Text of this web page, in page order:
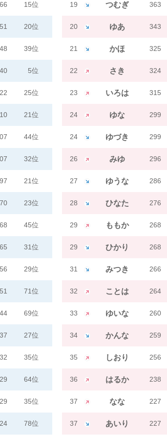
15位
20位
39位
5位
25位
21位
44位
32位
21位
23位
45位
31位
29位
71位
69位
27位
35位
64位
35位
78位
19 つむぎ 363
20 ゆあ 343
21 かほ 325
22 さき 324
23 いろは 315
24 ゆな 299
24 ゆづき 299
26 みゆ 296
27 ゆうな 286
28 ひなた 276
29 ももか 268
29 ひかり 268
31 みつき 266
32 ことは 264
33 ゆいな 260
34 かんな 259
35 しおり 256
36 はるか 238
37 なな 227
37 あいり 227